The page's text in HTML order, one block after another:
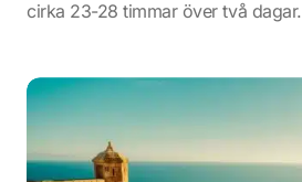
cirka 23-28 timmar över två dagar.